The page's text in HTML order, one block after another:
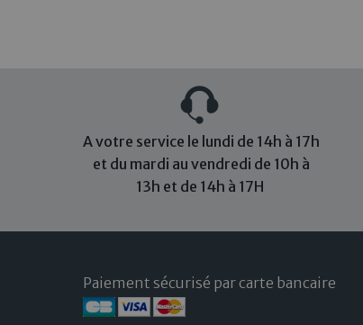
A votre service le lundi de 14h à 17h
et du mardi au vendredi de 10h à
13h et de 14h à 17H
Paiement sécurisé par carte bancaire